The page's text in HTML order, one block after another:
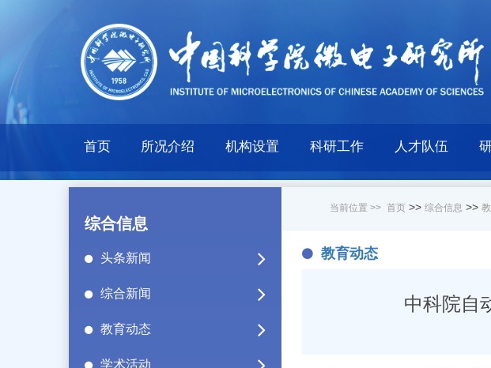
首页 所况介绍 机构设置 科研工作 人才队伍
综合信息
头条新闻
综合新闻
教育动态
学术活动
当前位置 >> 首页 >> 综合信息 >>
教育动态
中科院自